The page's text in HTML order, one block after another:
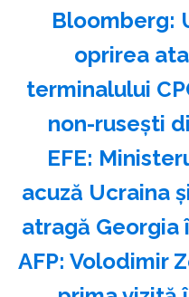
Bloomberg:
oprirea
terminalului
non-ruseşti
EFE:
acuză Ucraina
atragă
AFP: Volodimir